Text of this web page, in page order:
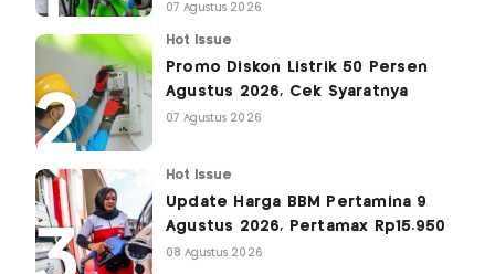
07 Agustus 2026
Hot Issue
Promo Diskon Listrik 50 Persen
Agustus 2026, Cek Syaratnya
07 Agustus 2026
Hot Issue
Update Harga BBM Pertamina 9
Agustus 2026, Pertamax Rp15.950
08 Agustus 2026